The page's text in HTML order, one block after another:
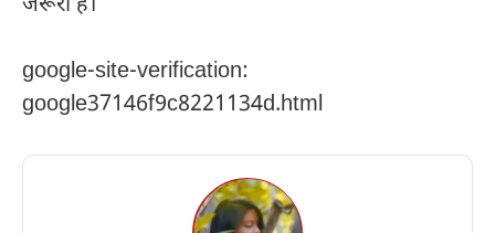
google-site-verification:
google37146f9c8221134d.html